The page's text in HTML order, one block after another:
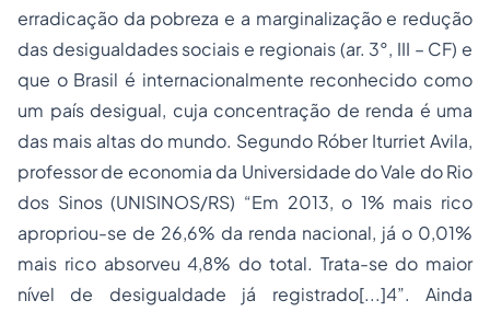
erradicação da pobreza e a marginalização e redução
das desigualdades sociais e regionais (ar. 3°, III – CF) e
que o Brasil é internacionalmente reconhecido como
um país desigual, cuja concentração de renda é uma
das mais altas do mundo. Segundo Róber Iturriet Avila,
professor de economia da Universidade do Vale do Rio
dos Sinos (UNISINOS/RS) “Em 2013, o 1% mais rico
apropriou-se de 26,6% da renda nacional, já o 0,01%
mais rico absorveu 4,8% do total. Trata-se do maior
nível de desigualdade já registrado[...]4”. Ainda